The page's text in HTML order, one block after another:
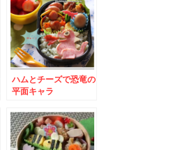
ハムとチーズで恐竜の
平面キャラ